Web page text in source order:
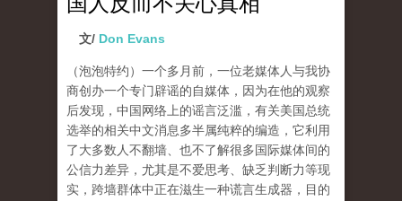
文/ Don Evans
（泡泡特约） 一个多月前，一位老媒体人与我协
商创办一个专门辟谣的自媒体，因为在他的观察
后发现，中国网络上的谣言泛滥，有关美国总统
选举的相关中文消息多半属纯粹的编造，它利用
了大多数人不翻墙、也不了解很多国际媒体间的
公信力差异，尤其是不爱思考、缺乏判断力等现
实，跨墙群体中正在滋生一种谎言生成器，目的